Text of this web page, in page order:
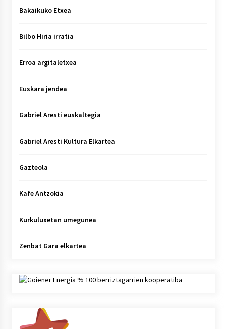
Bakaikuko Etxea
Bilbo Hiria irratia
Erroa argitaletxea
Euskara jendea
Gabriel Aresti euskaltegia
Gabriel Aresti Kultura Elkartea
Gazteola
Kafe Antzokia
Kurkuluxetan umegunea
Zenbat Gara elkartea